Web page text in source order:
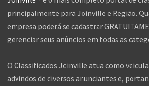
principalmente para Joinville e Região.
empresa poderá se cadastrar
gerenciar seus anúncios em todas as
O Classificados Joinville atua como
advindos de diversos anunciantes e,